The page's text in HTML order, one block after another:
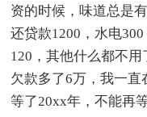
资的时候，味道总是
还贷款1200，水电
120，其他什么都不
欠款多了6万，我一
等了20xx年，不能再